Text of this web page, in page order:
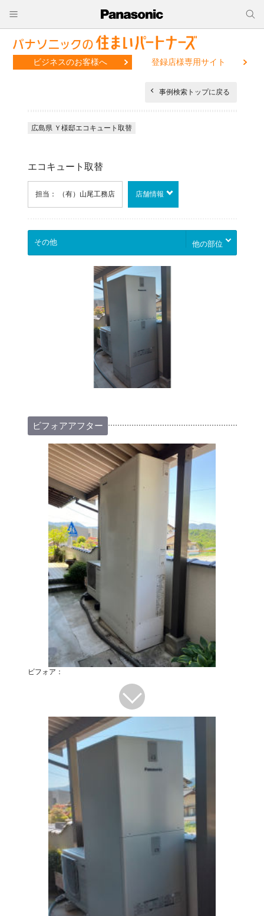
ビジネスのお客様へ 登録店様専用サイト
事例検索トップに戻る
広島県 Ｙ様邸エコキュート取替
エコキュート取替
担当： （有）山尾工務店 店舗情報
他の部位
ビフォアアフター
ビフォア：